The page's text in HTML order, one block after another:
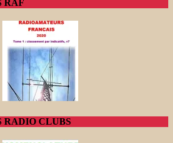
RAF
RADIO CLUBS